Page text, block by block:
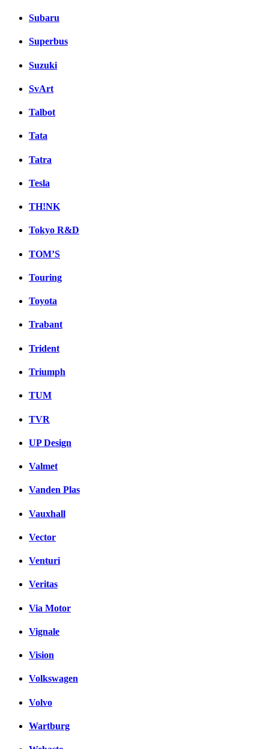
Subaru
Superbus
Suzuki
SvArt
Talbot
Tata
Tatra
Tesla
TH!NK
Tokyo R&D
TOM’S
Touring
Toyota
Trabant
Trident
Triumph
TUM
TVR
UP Design
Valmet
Vanden Plas
Vauxhall
Vector
Venturi
Veritas
Via Motor
Vignale
Vision
Volkswagen
Volvo
Wartburg